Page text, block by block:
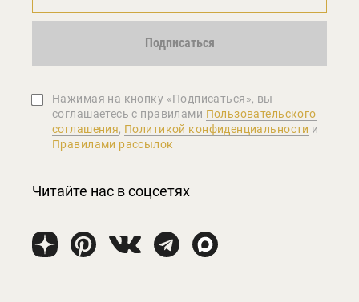
Подписаться
Нажимая на кнопку «Подписаться», вы
соглашаетеcь с правилами Пользовательского
соглашения, Политикой конфиденциальности и
Правилами рассылок
Читайте нас в соцсетях